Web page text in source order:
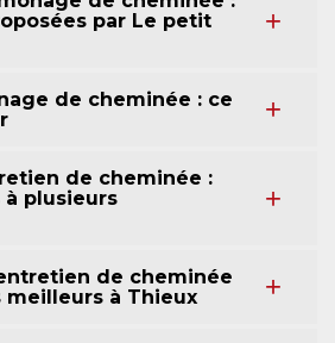
par Le petit
de cheminée : ce
de cheminée :
à plusieurs
de cheminée
meilleurs à Thieux